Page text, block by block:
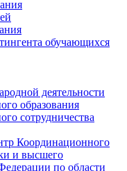
обучающихся
деятельности
образования
сотрудничества
Координационного
и высшего
по области